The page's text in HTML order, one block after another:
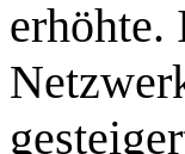
erhöhte.